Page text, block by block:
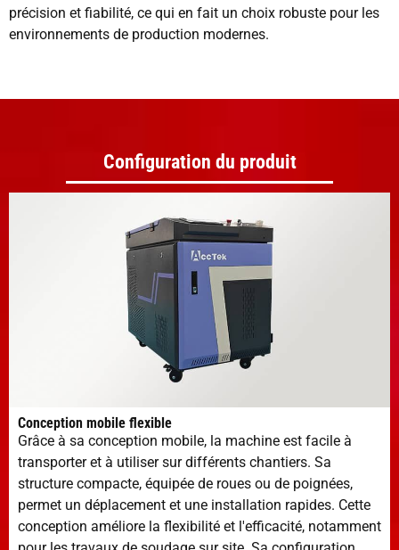
précision et fiabilité, ce qui en fait un choix robuste pour les
environnements de production modernes.
Configuration du produit
Conception mobile flexible
Grâce à sa conception mobile, la machine est facile à
transporter et à utiliser sur différents chantiers. Sa
structure compacte, équipée de roues ou de poignées,
permet un déplacement et une installation rapides. Cette
conception améliore la flexibilité et l'efficacité, notamment